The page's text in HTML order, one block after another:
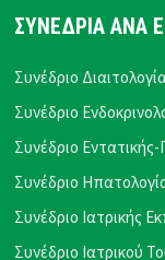
ΣΥΝΕΔΡΙΑ ΑΝΑ
Συνέδριο
Συνέδριο
Συνέδριο
Συνέδριο
Συνέδριο Ιατρικής
Συνέδριο Ιατρικού